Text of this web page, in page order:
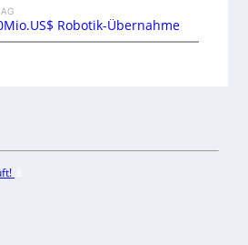
Robotik-Übernahme